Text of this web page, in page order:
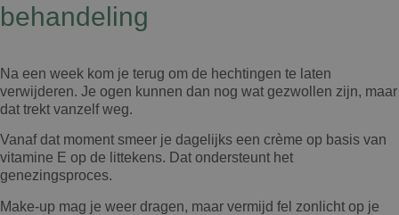
behandeling
Na een week kom je terug om de hechtingen te laten
verwijderen. Je ogen kunnen dan nog wat gezwollen zijn, maar
dat trekt vanzelf weg.
Vanaf dat moment smeer je dagelijks een crème op basis van
vitamine E op de littekens. Dat ondersteunt het
genezingsproces.
Make-up mag je weer dragen, maar vermijd fel zonlicht op je